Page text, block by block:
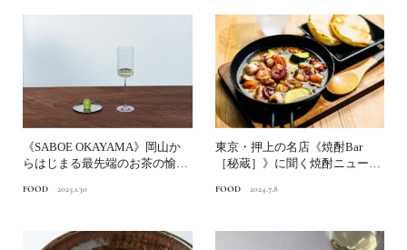
《SABOE OKAYAMA》岡山か
らはじまる最先端のお茶の愉し
FOOD 2025.1.30
東京・押上の名店《焼酎Bar
［秘蔵］》に聞く焼酎ニューウ
FOOD 2024.7.8